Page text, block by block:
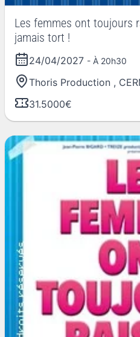
Les femmes ont toujours
jamais tort !
24/04/2027 - À 20h30
Thoris Production ,
31.5000€